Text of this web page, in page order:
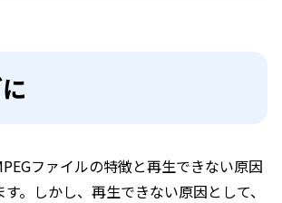
ファイルの特徴と再生できない原因
。しかし、再生できない原因として、